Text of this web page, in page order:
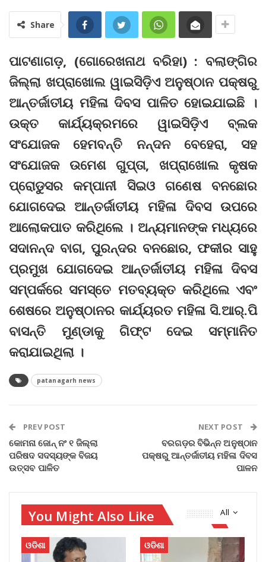
Share
ପାଟଣାଗଡ଼, (ଗୋରେଖନାଥ ବରିହା) : ବଲାଙ୍ଗିର
ଜିଲ୍ଲା ଖପ୍ରାଖୋଲ ୱାଇସିଡ଼ିଏ ଅନୁଷ୍ଠାନ ପକ୍ଷରୁ
ଆନ୍ତର୍ଜାତୀୟ ମହିଳା ଦିବସ ପାଳିତ ହୋଇଯାଇଛି ।
ଉକ୍ତ କାର୍ଯ୍ୟକ୍ରମରେ ୱାଇସିଡ଼ିଏ ବ୍ଲକ
ସଂଯୋଜକ ହେମବନ୍ତି ନନ୍ଦନ ବେହେରା, ସହ
ସଂଯୋଜକ ଉମେଶ ଗୁପ୍ତା, ଖପ୍ରାଖୋଲ କୃଷକ
ପ୍ରୋଡୁସର କମ୍ପାନୀ ସିଇଓ ଗଣେଷ ବନଛୋର
ଯୋଗଦେଇ ଆନ୍ତର୍ଜାତୀୟ ମହିଳା ଦିବସ ଉପରେ
ଆଲୋକପାତ କରିଥିଲେ । ଅନ୍ୟମାନଙ୍କ ମଧ୍ୟରେ
ସଦାନନ୍ଦ ବାଗ, ପୁରନ୍ଦର ବନଛୋର, ଫକୀର ସାହୁ
ପ୍ରମୁଖ ଯୋଗଦେଇ ଆନ୍ତର୍ଜାତୀୟ ମହିଳା ଦିବସ
ସମ୍ପର୍କରେ ସମସ୍ତେ ମତବ୍ୟକ୍ତ କରିଥିଲେ ଏବଂ
ଶେଷରେ ଅନୁଷ୍ଠାନର କାର୍ଯ୍ୟରତ ମହିଳା ସି.ଆର୍.ପି
ବାସନ୍ତି ମୁଣ୍ଡାକୁ ଗିଫ୍ଟ ଦେଇ ସମ୍ମାନିତ
କରାଯାଇଥିଲା ।
patanagarh news
PREV POST
କୋମନା ଜୋନ୍ ନଂ ୧ ଜିଲ୍ଲା
ପରିଷଦ ସଦସ୍ୟଙ୍କ ବିଜୟ
ଉତ୍ସବ ପାଳିତ
NEXT POST
ବରଗଡ଼ର ବିଭିନ୍ନ ଅନୁଷ୍ଠାନ
ପକ୍ଷରୁ ଆନ୍ତର୍ଜାତୀୟ ମହିଳା ଦିବସ
ପାଳନ
All
You Might Also Like
ଓଡିଶା ଓଡିଶା